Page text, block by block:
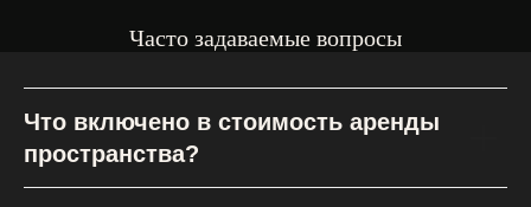
Часто задаваемые вопросы
Что включено в стоимость аренды
пространства?